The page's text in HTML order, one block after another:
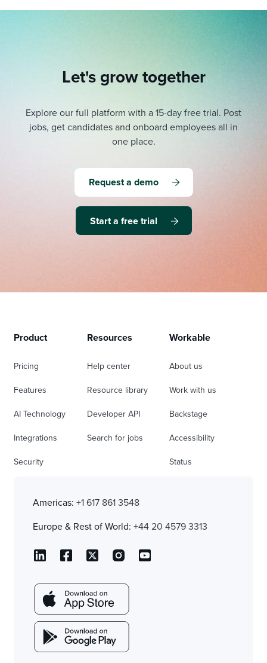
Let's grow together
Explore our full platform with a 15-day free trial. Post
jobs, get candidates and onboard employees all in
one place.
Request a demo
Start a free trial
Product
Pricing
Features
AI Technology
Integrations
Security
Resources
Help center
Resource library
Developer API
Search for jobs
Workable
About us
Work with us
Backstage
Accessibility
Status
Americas: +1 617 861 3548
Europe & Rest of World: +44 20 4579 3313